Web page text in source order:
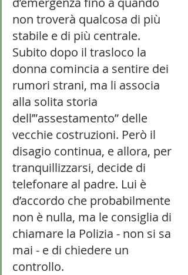
non troverà qualcosa di più
stabile e di più centrale.
Subito dopo il trasloco la
donna comincia a sentire dei
rumori strani, ma li associa
alla solita storia
dell’”assestamento” delle
vecchie costruzioni. Però il
disagio continua, e allora, per
tranquillizzarsi, decide di
telefonare al padre. Lui è
d’accordo che probabilmente
non è nulla, ma le consiglia di
chiamare la Polizia - non si sa
mai - e di chiedere un
controllo.